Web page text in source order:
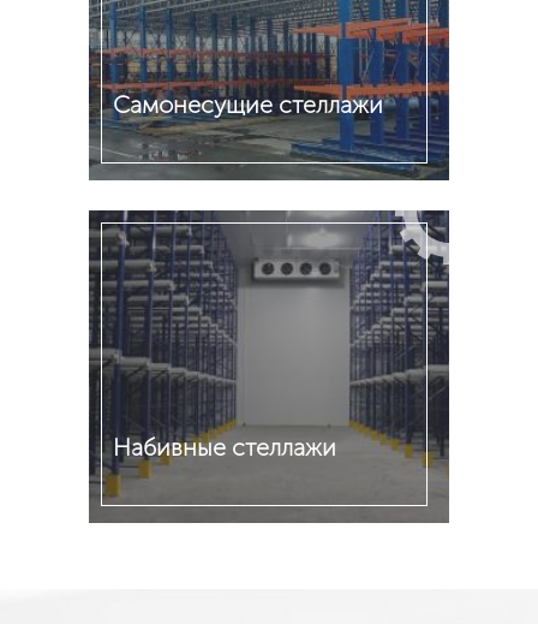
Cамонесущие стеллажи
Подробнее
Набивные стеллажи